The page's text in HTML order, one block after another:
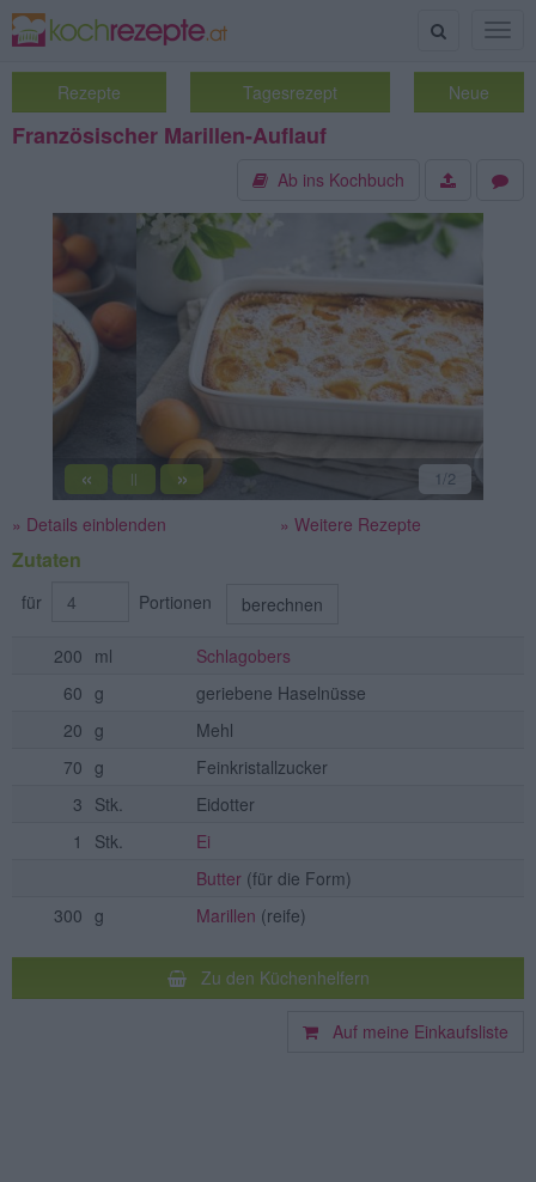
Suche
Rezepte Tagesrezept Neue
Französischer Marillen-Auflauf
Ab ins Kochbuch
« || » 2/2
» Details einblenden » Weitere Rezepte
Zutaten
für Portionen berechnen
200 ml
Schlagobers
60 g
geriebene Haselnüsse
20 g
Mehl
70 g
Feinkristallzucker
3 Stk.
Eidotter
1
Stk.
Ei
Butter (für die Form)
300 g Marillen (reife)
Zu den Küchenhelfern
Auf meine Einkaufsliste